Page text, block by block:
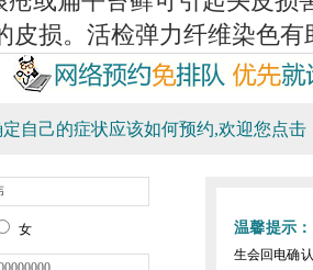
皮损。活检弹力纤维染色有
自己的症状应该如何预约,欢迎您点击
女 温馨提示：
生会回电确